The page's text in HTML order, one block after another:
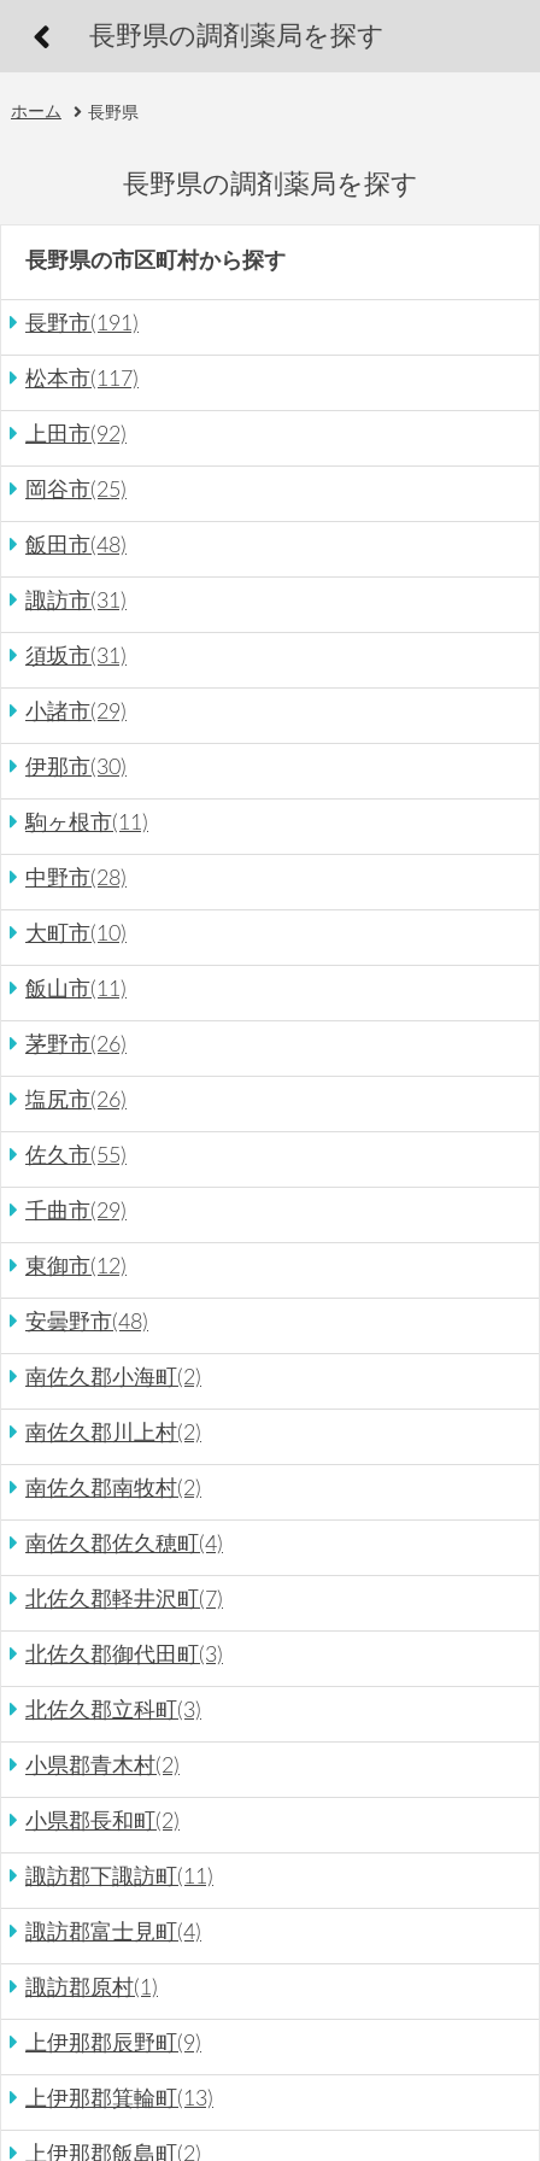
長野県の調剤薬局を探す
ホーム 長野県
長野県の調剤薬局を探す
長野県の市区町村から探す
長野市(191)
松本市(117)
上田市(92)
岡谷市(25)
飯田市(48)
諏訪市(31)
須坂市(31)
小諸市(29)
伊那市(30)
駒ヶ根市(11)
中野市(28)
大町市(10)
飯山市(11)
茅野市(26)
塩尻市(26)
佐久市(55)
千曲市(29)
東御市(12)
安曇野市(48)
南佐久郡小海町(2)
南佐久郡川上村(2)
南佐久郡南牧村(2)
南佐久郡佐久穂町(4)
北佐久郡軽井沢町(7)
北佐久郡御代田町(3)
北佐久郡立科町(3)
小県郡青木村(2)
小県郡長和町(2)
諏訪郡下諏訪町(11)
諏訪郡富士見町(4)
諏訪郡原村(1)
上伊那郡辰野町(9)
上伊那郡箕輪町(13)
上伊那郡飯島町(2)